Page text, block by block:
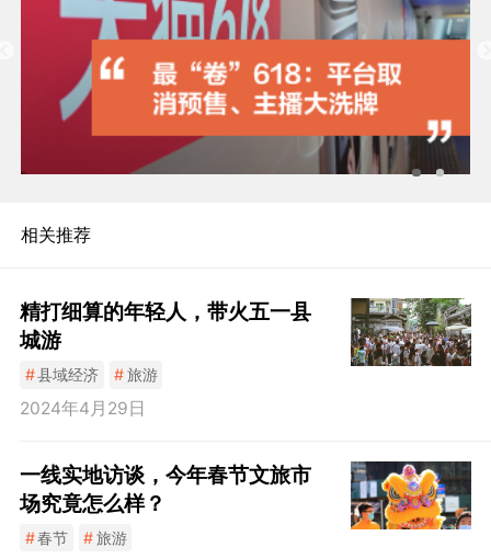
相关推荐
精打细算的年轻人，带火五一县
城游
#县域经济 #旅游
2024年4月29日
一线实地访谈，今年春节文旅市
场究竟怎么样？
#春节 #旅游